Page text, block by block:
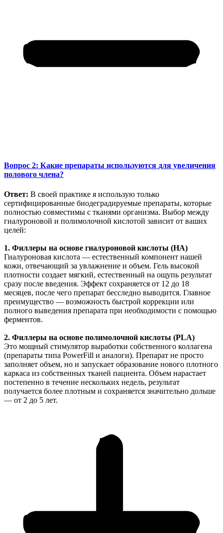
Вопрос 2: Какие препараты используются для увеличения
полового члена?
Ответ: В своей практике я использую только
сертифицированные биодеградируемые препараты, которые
полностью совместимы с тканями организма. Выбор между
гиалуроновой и полимолочной кислотой зависит от ваших
целей:
1. Филлеры на основе гиалуроновой кислоты (HA)
Гиалуроновая кислота — естественный компонент нашей
кожи, отвечающий за увлажнение и объем. Гель высокой
плотности создает мягкий, естественный на ощупь результат
сразу после введения. Эффект сохраняется от 12 до 18
месяцев, после чего препарат бесследно выводится. Главное
преимущество — возможность быстрой коррекции или
полного выведения препарата при необходимости с помощью
ферментов.
2. Филлеры на основе полимолочной кислоты (PLA)
Это мощный стимулятор выработки собственного коллагена
(препараты типа PowerFill и аналоги). Препарат не просто
заполняет объем, но и запускает образование нового плотного
каркаса из собственных тканей пациента. Объем нарастает
постепенно в течение нескольких недель, результат
получается более плотным и сохраняется значительно дольше
— от 2 до 5 лет.